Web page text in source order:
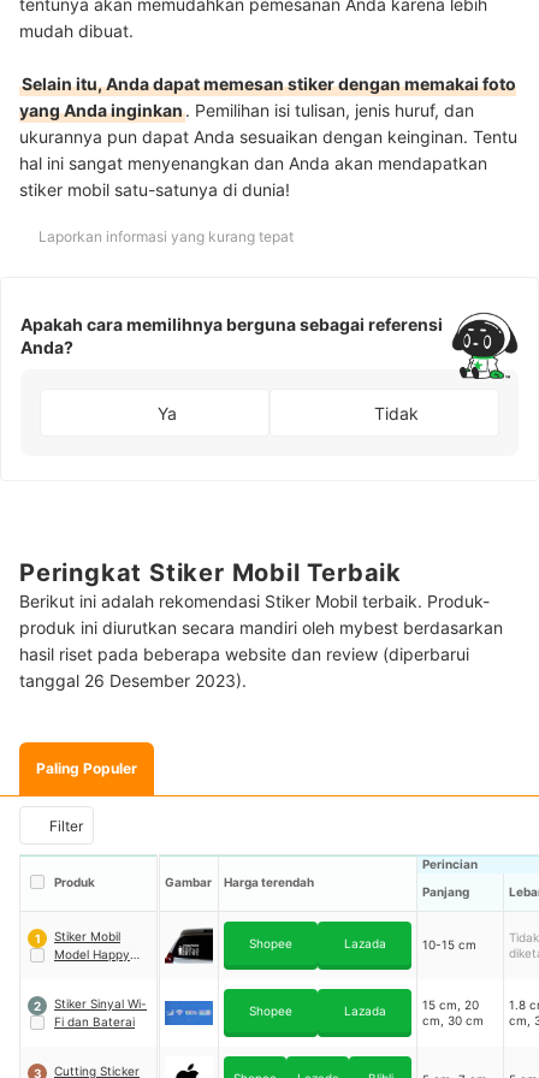
tentunya akan memudahkan pemesanan Anda karena lebih
mudah dibuat.
Selain itu, Anda dapat memesan stiker dengan memakai foto
yang Anda inginkan. Pemilihan isi tulisan, jenis huruf, dan
ukurannya pun dapat Anda sesuaikan dengan keinginan. Tentu
hal ini sangat menyenangkan dan Anda akan mendapatkan
stiker mobil satu-satunya di dunia!
Laporkan informasi yang kurang tepat
Apakah cara memilihnya berguna sebagai referensi
Anda?
Ya Tidak
Peringkat Stiker Mobil Terbaik
Berikut ini adalah rekomendasi Stiker Mobil terbaik. Produk-
produk ini diurutkan secara mandiri oleh mybest berdasarkan
hasil riset pada beberapa website dan review (diperbarui
tanggal 26 Desember 2023).
Paling Populer
Filter
Produk Gambar Harga terendah
Perincian
Panjang
1
Stiker Mobil
Model Happy
Shopee Lazada 10-15 cm
Tidak
2
Stiker Sinyal Wi-
Fi dan Baterai
Shopee Lazada
15 cm, 20
cm, 30 cm
1.8
cm,
3
Cutting Sticker